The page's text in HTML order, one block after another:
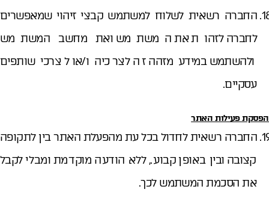
החברה רשאית לשלוח למשתמש קבצי זיהוי שמאפשרים
לחברה לזהות את המשתמש ואת מחשב המשתמש
ולהשתמש במידע מזהה זה לצרכיה ו/או לצרכי שותפים
עסקיים.
הפסקת פעילות האתר
החברה רשאית לחדול בכל עת מהפעלת האתר בין לתקופה
קצובה ובין באופן קבוע., ללא הודעה מוקדמת ומבלי לקבל
את הסכמת המשתמש לכך.